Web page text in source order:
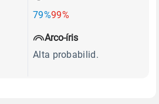
79%99%
Arco-íris
Alta probabilid.